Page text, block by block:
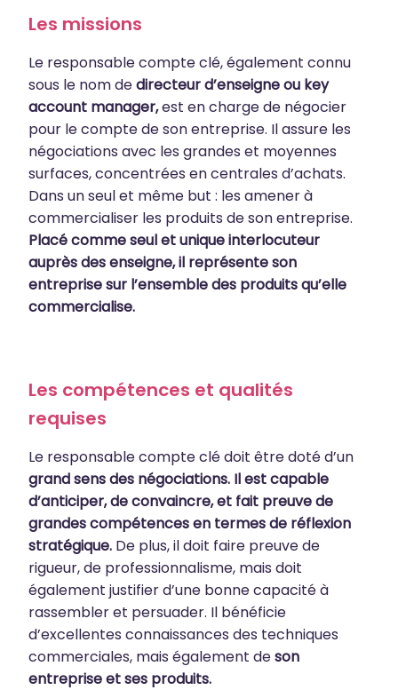
Les missions
Le responsable compte clé, également connu
sous le nom dedirecteur d’enseigne ou key
account manager,est en charge de négocier
pour le compte de son entreprise. Il assure les
négociations avec les grandes et moyennes
surfaces, concentrées en centrales d’achats.
Dans un seul et même but : les amener à
commercialiser les produits de son entreprise.
Placé comme seul et unique interlocuteur
auprès des enseigne, il représente son
entreprise sur l’ensemble des produits qu’elle
commercialise.
Les compétences et qualités
requises
Le responsable compte clé doit être doté d’un
grand sens des négociations. Il est capable
d’anticiper, de convaincre, et fait preuve de
grandes compétences en termes de réflexion
stratégique. De plus, il doit faire preuve de
rigueur, de professionnalisme, mais doit
également justifier d’une bonne capacité à
rassembler et persuader. Il bénéficie
d’excellentes connaissances des techniques
commerciales, mais également deson
entreprise et ses produits.